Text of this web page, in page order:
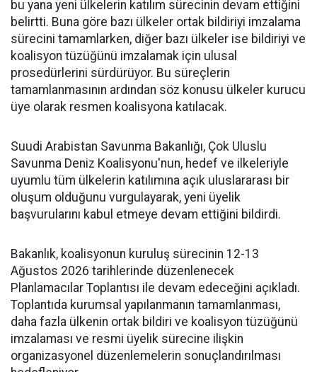
bu yana yeni ülkelerin katılım sürecinin devam ettiğini
belirtti. Buna göre bazı ülkeler ortak bildiriyi imzalama
sürecini tamamlarken, diğer bazı ülkeler ise bildiriyi ve
koalisyon tüzüğünü imzalamak için ulusal
prosedürlerini sürdürüyor. Bu süreçlerin
tamamlanmasının ardından söz konusu ülkeler kurucu
üye olarak resmen koalisyona katılacak.
Suudi Arabistan Savunma Bakanlığı, Çok Uluslu
Savunma Deniz Koalisyonu'nun, hedef ve ilkeleriyle
uyumlu tüm ülkelerin katılımına açık uluslararası bir
oluşum olduğunu vurgulayarak, yeni üyelik
başvurularını kabul etmeye devam ettiğini bildirdi.
Bakanlık, koalisyonun kuruluş sürecinin 12-13
Ağustos 2026 tarihlerinde düzenlenecek
Planlamacılar Toplantısı ile devam edeceğini açıkladı.
Toplantıda kurumsal yapılanmanın tamamlanması,
daha fazla ülkenin ortak bildiri ve koalisyon tüzüğünü
imzalaması ve resmi üyelik sürecine ilişkin
organizasyonel düzenlemelerin sonuçlandırılması